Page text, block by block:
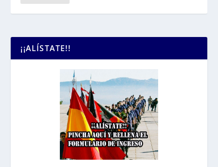
¡¡ALÍSTATE!!